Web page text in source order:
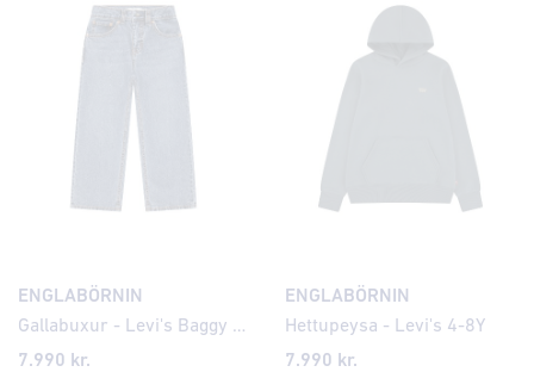
ENGLABÖRNIN
Gallabuxur - Levi's Baggy 4-8Y
7.990 kr.
ENGLABÖRNIN
Hettupeysa - Levi's 4-8Y
7.990 kr.